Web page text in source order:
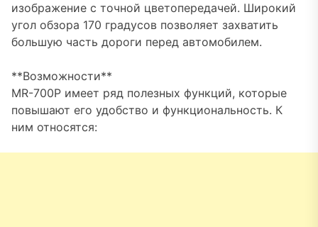
изображение с точной цветопередачей. Широкий
угол обзора 170 градусов позволяет захватить
большую часть дороги перед автомобилем.
**Возможности**
MR-700P имеет ряд полезных функций, которые
повышают его удобство и функциональность. К
ним относятся: